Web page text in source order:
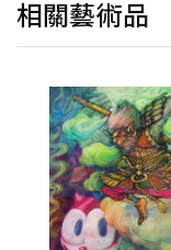
相關藝術品